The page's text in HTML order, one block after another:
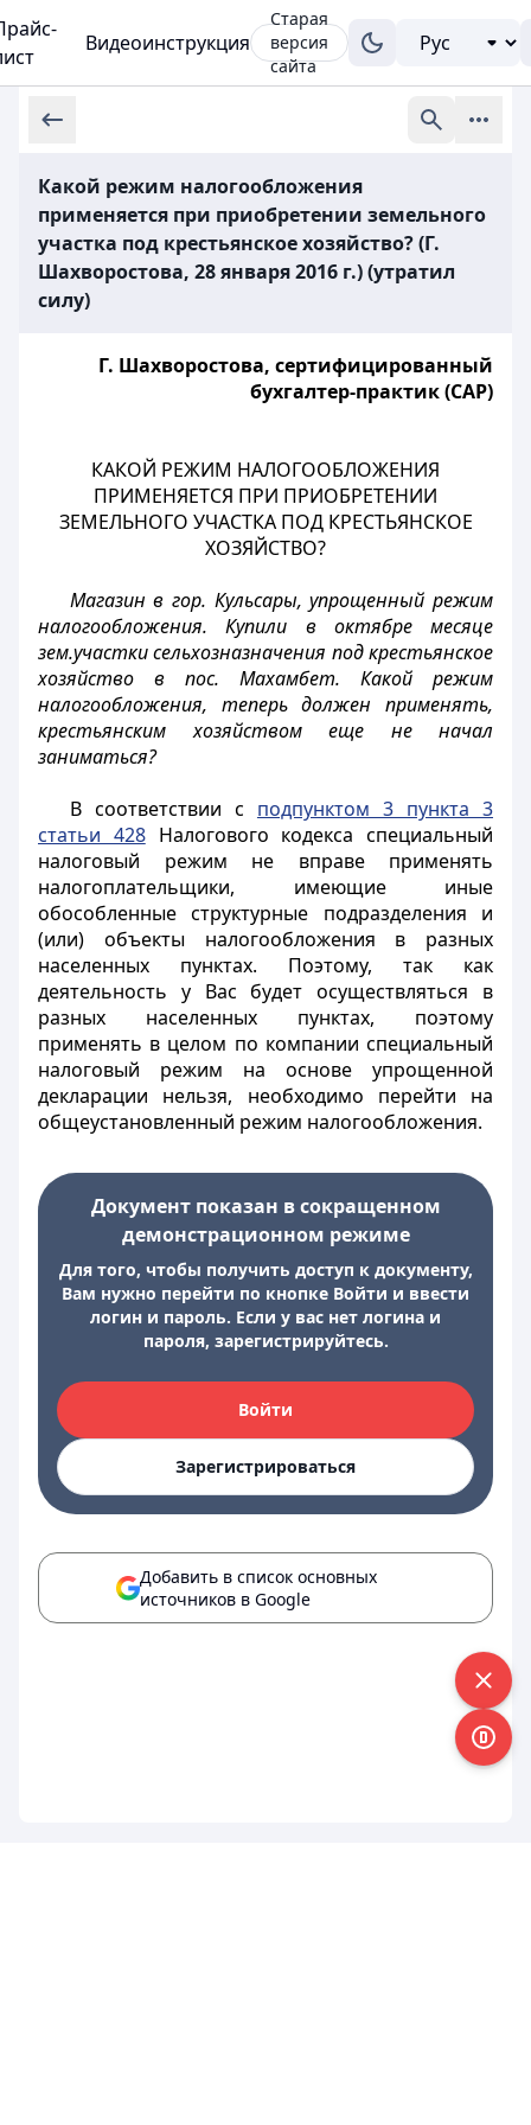
Видеоинструкция
Старая
версия
сайта
Какой режим налогообложения
применяется при приобретении земельного
участка под крестьянское хозяйство? (Г.
Шахворостова, 28 января 2016 г.) (утратил
силу)
Г. Шахворостова, сертифицированный
бухгалтер-практик (САР)
КАКОЙ РЕЖИМ НАЛОГООБЛОЖЕНИЯ
ПРИМЕНЯЕТСЯ ПРИ ПРИОБРЕТЕНИИ
ЗЕМЕЛЬНОГО УЧАСТКА ПОД КРЕСТЬЯНСКОЕ
ХОЗЯЙСТВО?
Магазин в гор. Кульсары, упрощенный режим
налогообложения. Купили в октябре месяце
зем.участки сельхозназначения под крестьянское
хозяйство в пос. Махамбет. Какой режим
налогообложения, теперь должен применять,
крестьянским хозяйством еще не начал
заниматься?
В соответствии с подпунктом 3 пункта 3
статьи 428Налогового кодекса специальный
налоговый режим не вправе применять
налогоплательщики, имеющие иные
обособленные структурные подразделения и
(или) объекты налогообложения в разных
населенных пунктах. Поэтому, так как
деятельность у Вас будет осуществляться в
разных населенных пунктах, поэтому
применять в целом по компании специальный
налоговый режим на основе упрощенной
декларации нельзя, необходимо перейти на
общеустановленный режим налогообложения.
Документ показан в сокращенном
демонстрационном режиме
Для того, чтобы получить доступ к документу,
Вам нужно перейти по кнопке Войти и ввести
логин и пароль. Если у вас нет логина и
пароля, зарегистрируйтесь.
Войти
Зарегистрироваться
Добавить в список основных
источников в Google